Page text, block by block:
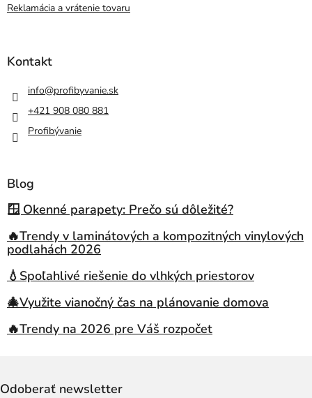
Reklamácia a vrátenie tovaru
Kontakt
info@profibyvanie.sk
+421 908 080 881
Profibývanie
Blog
🪟 Okenné parapety: Prečo sú dôležité?
🔥Trendy v laminátových a kompozitných vinylových
podlahách 2026
💧Spoľahlivé riešenie do vlhkých priestorov
🎄Využite vianočný čas na plánovanie domova
🔥Trendy na 2026 pre Váš rozpočet
Odoberať newsletter